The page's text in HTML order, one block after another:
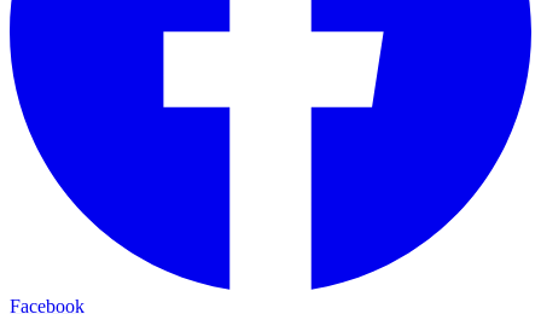
Facebook